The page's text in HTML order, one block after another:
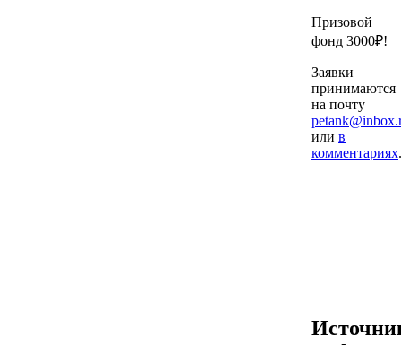
Призовой
фонд 3000₽!
Заявки
принимаются
на почту
или в
комментариях.